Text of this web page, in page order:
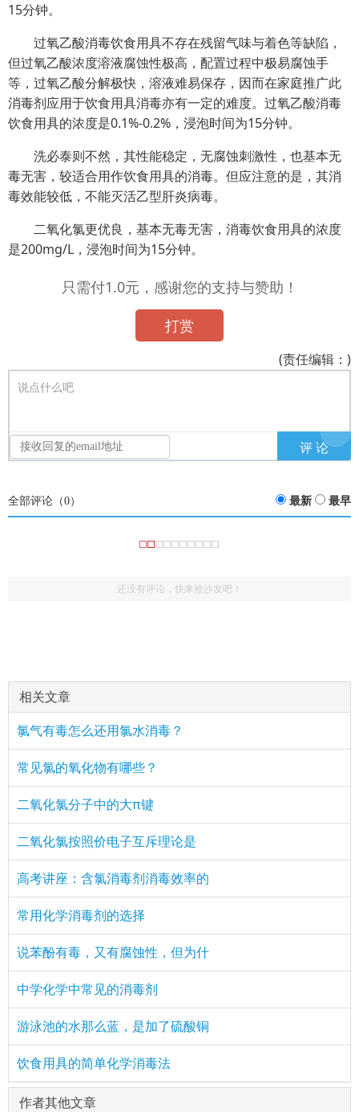
15分钟。
过氧乙酸消毒饮食用具不存在残留气味与着色等缺陷，
但过氧乙酸浓度溶液腐蚀性极高，配置过程中极易腐蚀手
等，过氧乙酸分解极快，溶液难易保存，因而在家庭推广此
消毒剂应用于饮食用具消毒亦有一定的难度。过氧乙酸消毒
饮食用具的浓度是0.1%-0.2%，浸泡时间为15分钟。
洗必泰则不然，其性能稳定，无腐蚀刺激性，也基本无
毒无害，较适合用作饮食用具的消毒。但应注意的是，其消
毒效能较低，不能灭活乙型肝炎病毒。
二氧化氯更优良，基本无毒无害，消毒饮食用具的浓度
是200mg/L，浸泡时间为15分钟。
只需付1.0元，感谢您的支持与赞助！
打赏
(责任编辑：)
说点什么吧
全部评论（0） 最新 最早
还没有评论，快来抢沙发吧！
相关文章
氯气有毒怎么还用氯水消毒？
常见氯的氧化物有哪些？
二氧化氯分子中的大π键
二氧化氯按照价电子互斥理论是
高考讲座：含氯消毒剂消毒效率的
常用化学消毒剂的选择
说苯酚有毒，又有腐蚀性，但为什
中学化学中常见的消毒剂
游泳池的水那么蓝，是加了硫酸铜
饮食用具的简单化学消毒法
作者其他文章